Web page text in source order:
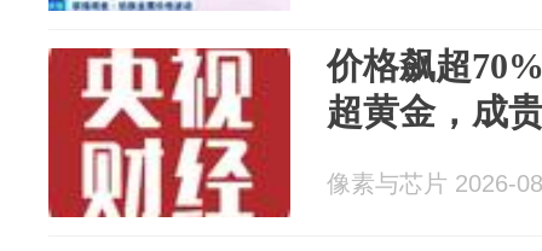
价格飙超
超黄金，成
像素与芯片 2026-